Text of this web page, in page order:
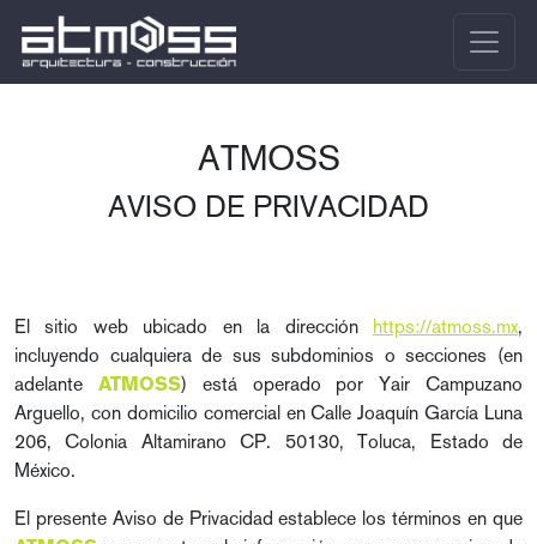
ATMOSS
AVISO DE PRIVACIDAD
El sitio web ubicado en la dirección https://atmoss.mx,
incluyendo cualquiera de sus subdominios o secciones (en
adelante ATMOSS) está operado por Yair Campuzano
Arguello, con domicilio comercial en Calle Joaquín García Luna
206, Colonia Altamirano CP. 50130, Toluca, Estado de
México.
El presente Aviso de Privacidad establece los términos en que